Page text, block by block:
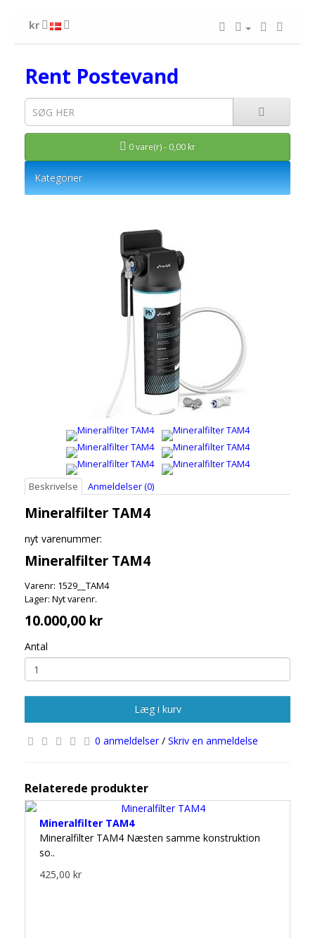
kr
Rent Postevand
0 vare(r) - 0,00 kr
Kategorier
Beskrivelse Anmeldelser (0)
Mineralfilter TAM4
nyt varenummer:
Mineralfilter TAM4
Varenr: 1529__TAM4
Lager: Nyt varenr.
10.000,00 kr
Antal
Læg i kurv
0 anmeldelser/ Skriv en anmeldelse
Relaterede produkter
Mineralfilter TAM4
Mineralfilter TAM4 Næsten samme konstruktion
so..
425,00 kr